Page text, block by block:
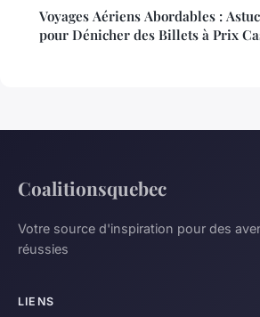
Voyages Aériens Abordables :
pour Dénicher des Billets à Prix
Coalitionsquebec
Votre source d'inspiration pour des
réussies
LIENS